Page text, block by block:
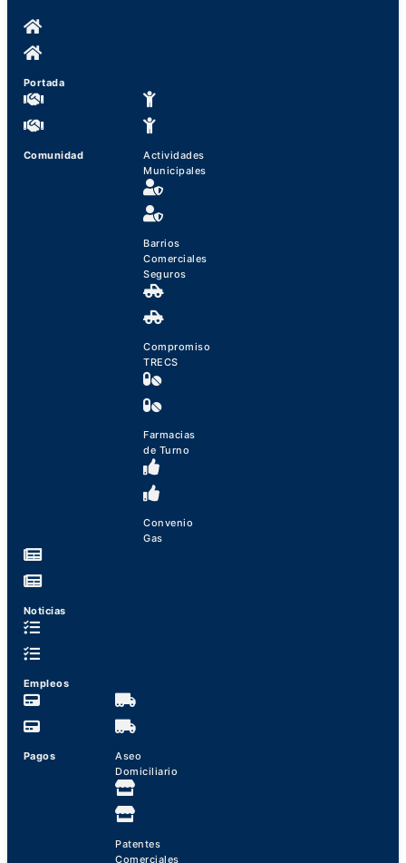
Portada
Comunidad
Actividades
Municipales
Barrios
Comerciales
Seguros
Compromiso
TRECS
Farmacias
de Turno
Convenio
Gas
Noticias
Empleos
Pagos
Aseo
Domiciliario
Patentes
Comerciales